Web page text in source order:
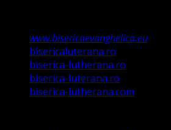
www.bisericaevanghelica.eu
bisericaluterana.ro
biserica-lutherana.ro
biserica-luterana.ro
biserica-lutherana.com